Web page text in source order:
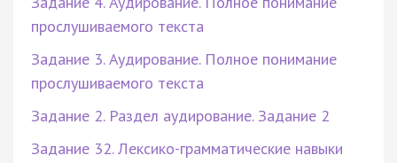
прослушиваемого текста
Задание 3. Аудирование. Полное понимание
прослушиваемого текста
Задание 2. Раздел аудирование. Задание 2
Задание 32. Лексико-грамматические навыки